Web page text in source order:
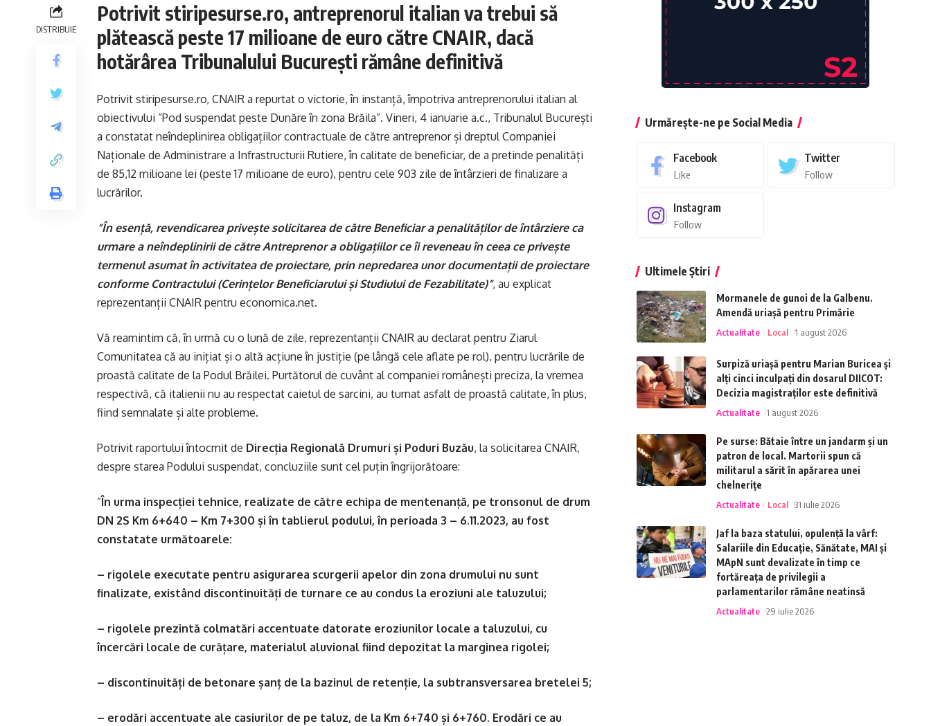
DISTRIBUIE
Potrivit stiripesurse.ro, antreprenorul italian va trebui să
plătească peste 17 milioane de euro către CNAIR, dacă
hotărârea Tribunalului București rămâne definitivă
Potrivit stiripesurse.ro, CNAIR a repurtat o victorie, în instanță, împotriva antreprenorului italian al
obiectivului ”Pod suspendat peste Dunăre în zona Brăila”. Vineri, 4 ianuarie a.c., Tribunalul București
a constatat neîndeplinirea obligațiilor contractuale de către antreprenor și dreptul Companiei
Naționale de Administrare a Infrastructurii Rutiere, în calitate de beneficiar, de a pretinde penalități
de 85,12 milioane lei (peste 17 milioane de euro), pentru cele 903 zile de întârzieri de finalizare a
lucrărilor.
”În esență, revendicarea privește solicitarea de către Beneficiar a penalităților de întârziere ca
urmare a neîndeplinirii de către Antreprenor a obligațiilor ce îi reveneau în ceea ce privește
termenul asumat în activitatea de proiectare, prin nepredarea unor documentații de proiectare
conforme Contractului (Cerințelor Beneficiarului și Studiului de Fezabilitate)”, au explicat
reprezentanții CNAIR pentru economica.net.
Vă reamintim că, în urmă cu o lună de zile, reprezentanții CNAIR au declarat pentru Ziarul
Comunitatea că au inițiat și o altă acțiune în justiție (pe lângă cele aflate pe rol), pentru lucrările de
proastă calitate de la Podul Brăilei. Purtătorul de cuvânt al companiei românești preciza, la vremea
respectivă, că italienii nu au respectat caietul de sarcini, au turnat asfalt de proastă calitate, în plus,
fiind semnalate și alte probleme.
Potrivit raportului întocmit de Direcția Regională Drumuri și Poduri Buzău, la solicitarea CNAIR,
despre starea Podului suspendat, concluziile sunt cel puțin îngrijorătoare:
”În urma inspecției tehnice, realizate de către echipa de mentenanță, pe tronsonul de drum
DN 2S Km 6+640 – Km 7+300 și în tablierul podului, în perioada 3 – 6.11.2023, au fost
constatate următoarele:
– rigolele executate pentru asigurarea scurgerii apelor din zona drumului nu sunt
finalizate, existând discontinuități de turnare ce au condus la eroziuni ale taluzului;
– rigolele prezintă colmatări accentuate datorate eroziunilor locale a taluzului, cu
încercări locale de curățare, materialul aluvional fiind depozitat la marginea rigolei;
– discontinuități de betonare șanț de la bazinul de retenție, la subtransversarea bretelei 5;
– erodări accentuate ale casiurilor de pe taluz, de la Km 6+740 și 6+760. Erodări ce au
Urmărește-ne pe Social Media
Facebook
Like
Twitter
Follow
Instagram
Follow
Ultimele Știri
Mormanele de gunoi de la Galbenu.
Amendă uriașă pentru Primărie
Actualitate Local 1 august 2026
Surpiză uriașă pentru Marian Buricea și
alți cinci inculpați din dosarul DIICOT:
Decizia magistraților este definitivă
Actualitate 1 august 2026
Pe surse: Bătaie între un jandarm și un
patron de local. Martorii spun că
militarul a sărit în apărarea unei
chelnerițe
Actualitate Local 31 iulie 2026
Jaf la baza statului, opulență la vârf:
Salariile din Educație, Sănătate, MAI și
MApN sunt devalizate în timp ce
fortăreața de privilegii a
parlamentarilor rămâne neatinsă
Actualitate 29 iulie 2026